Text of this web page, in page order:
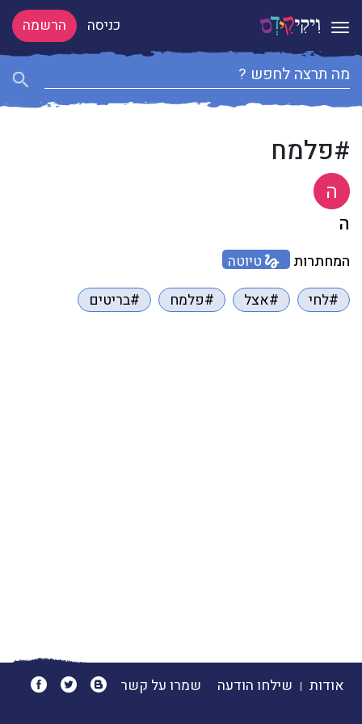
Toggle navigation כניסה הרשמה
#פלמח
ה
ה
המחתרות
טיוטה
#לחי
#אצל #פלמח #בריטים
אודות שילחו הודעה שמרו על קשר